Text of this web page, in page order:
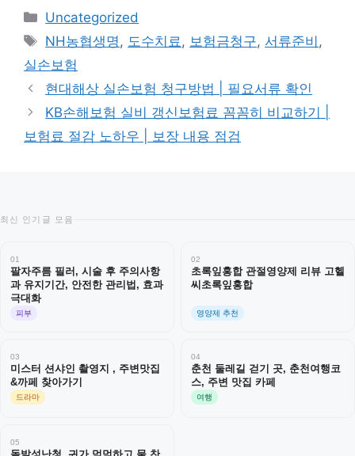
카
테
리
Uncategorized
태
그
NH농협생명, 도수치료, 보험금청구, 서류준비 ,
실손보험
현대해상 실손보험 청구방법 | 필요서류 확인
KB손해보험 실비 갱신보험료 꼼꼼히 비교하기 |
보험료 절감 노하우 | 보장 내용 점검
최신 인기글 모음
01
팔자주름 필러, 시술 후 주의사항
과 유지기간, 안전한 관리법, 효과
극대화
피부
02
초록잎홍합 관절영양제 리뷰 고헬
씨초록잎홍합
영양제 추천
03
미스터 션샤인 촬영지 , 주변맛집
&까페 찾아가기
드라마
04
춘천 둘레길 걷기 곳, 춘천여행코
스, 주변 맛집 카페
여행
05